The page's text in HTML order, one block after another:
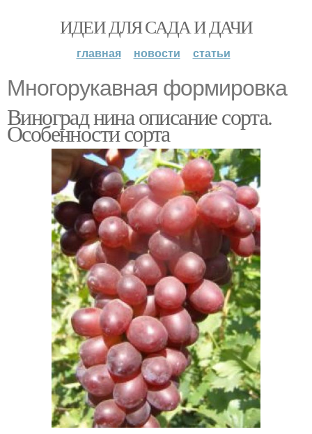
ИДЕИ ДЛЯ САДА И ДАЧИ
главная новости статьи
Многорукавная формировка
Виноград нина описание сорта.
Особенности сорта